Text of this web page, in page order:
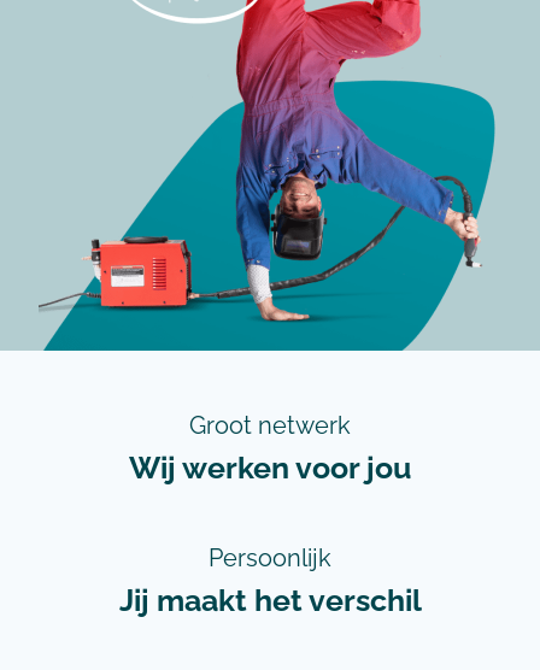
Groot netwerk
Wij werken voor jou
Persoonlijk
Jij maakt het verschil